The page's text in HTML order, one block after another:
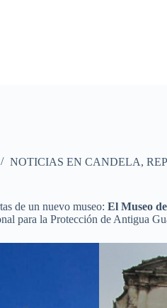
NOTICIAS EN CANDELA,
de un nuevo museo: El Museo
para la Protección de Antigua